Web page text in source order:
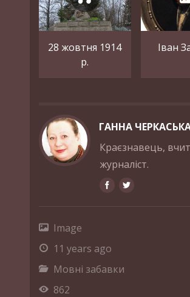
28 жовтня 1914
р.
Іван
ГАННА
Краєзнавець,
журналіст.
Image
11 years ago
Мовні забавки
862